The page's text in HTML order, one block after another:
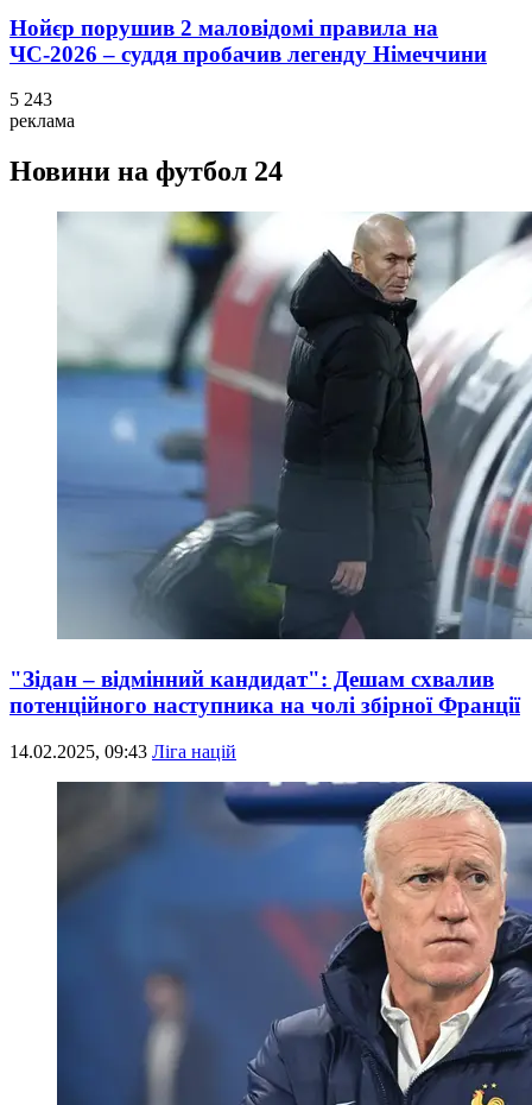
Нойєр порушив 2 маловідомі правила на
ЧС-2026 – суддя пробачив легенду Німеччини
5 243
реклама
Новини на футбол 24
"Зідан – відмінний кандидат": Дешам схвалив
потенційного наступника на чолі збірної Франції
14.02.2025, 09:43 Ліга націй